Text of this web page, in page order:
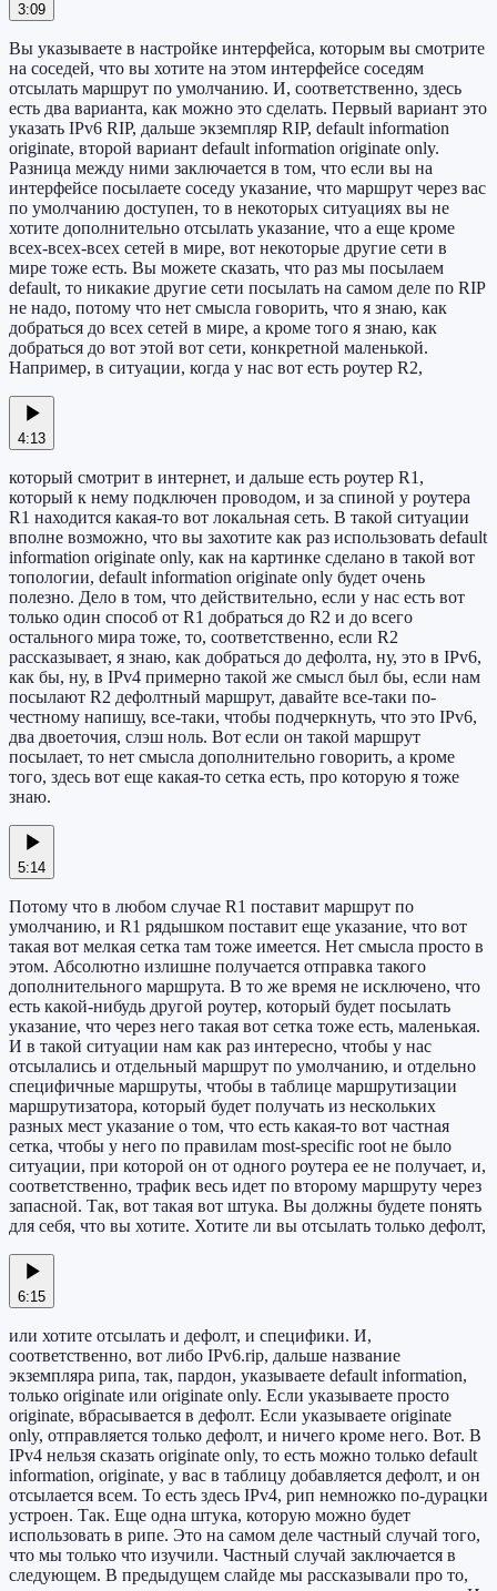
3:09
Вы указываете в настройке интерфейса, которым вы смотрите
на соседей, что вы хотите на этом интерфейсе соседям
отсылать маршрут по умолчанию. И, соответственно, здесь
есть два варианта, как можно это сделать. Первый вариант это
указать IPv6 RIP, дальше экземпляр RIP, default information
originate, второй вариант default information originate only.
Разница между ними заключается в том, что если вы на
интерфейсе посылаете соседу указание, что маршрут через вас
по умолчанию доступен, то в некоторых ситуациях вы не
хотите дополнительно отсылать указание, что а еще кроме
всех-всех-всех сетей в мире, вот некоторые другие сети в
мире тоже есть. Вы можете сказать, что раз мы посылаем
default, то никакие другие сети посылать на самом деле по RIP
не надо, потому что нет смысла говорить, что я знаю, как
добраться до всех сетей в мире, а кроме того я знаю, как
добраться до вот этой вот сети, конкретной маленькой.
Например, в ситуации, когда у нас вот есть роутер R2,
4:13
который смотрит в интернет, и дальше есть роутер R1,
который к нему подключен проводом, и за спиной у роутера
R1 находится какая-то вот локальная сеть. В такой ситуации
вполне возможно, что вы захотите как раз использовать default
information originate only, как на картинке сделано в такой вот
топологии, default information originate only будет очень
полезно. Дело в том, что действительно, если у нас есть вот
только один способ от R1 добраться до R2 и до всего
остального мира тоже, то, соответственно, если R2
рассказывает, я знаю, как добраться до дефолта, ну, это в IPv6,
как бы, ну, в IPv4 примерно такой же смысл был бы, если нам
посылают R2 дефолтный маршрут, давайте все-таки по-
честному напишу, все-таки, чтобы подчеркнуть, что это IPv6,
два двоеточия, слэш ноль. Вот если он такой маршрут
посылает, то нет смысла дополнительно говорить, а кроме
того, здесь вот еще какая-то сетка есть, про которую я тоже
знаю.
5:14
Потому что в любом случае R1 поставит маршрут по
умолчанию, и R1 рядышком поставит еще указание, что вот
такая вот мелкая сетка там тоже имеется. Нет смысла просто в
этом. Абсолютно излишне получается отправка такого
дополнительного маршрута. В то же время не исключено, что
есть какой-нибудь другой роутер, который будет посылать
указание, что через него такая вот сетка тоже есть, маленькая.
И в такой ситуации нам как раз интересно, чтобы у нас
отсылались и отдельный маршрут по умолчанию, и отдельно
специфичные маршруты, чтобы в таблице маршрутизации
маршрутизатора, который будет получать из нескольких
разных мест указание о том, что есть какая-то вот частная
сетка, чтобы у него по правилам most-specific root не было
ситуации, при которой он от одного роутера ее не получает, и,
соответственно, трафик весь идет по второму маршруту через
запасной. Так, вот такая вот штука. Вы должны будете понять
для себя, что вы хотите. Хотите ли вы отсылать только дефолт,
6:15
или хотите отсылать и дефолт, и специфики. И,
соответственно, вот либо IPv6.rip, дальше название
экземпляра рипа, так, пардон, указываете default information,
только originate или originate only. Если указываете просто
originate, вбрасывается в дефолт. Если указываете originate
only, отправляется только дефолт, и ничего кроме него. Вот. В
IPv4 нельзя сказать originate only, то есть можно только default
information, originate, у вас в таблицу добавляется дефолт, и он
отсылается всем. То есть здесь IPv4, рип немножко по-дурацки
устроен. Так. Еще одна штука, которую можно будет
использовать в рипе. Это на самом деле частный случай того,
что мы только что изучили. Частный случай заключается в
следующем. В предыдущем слайде мы рассказывали про то,